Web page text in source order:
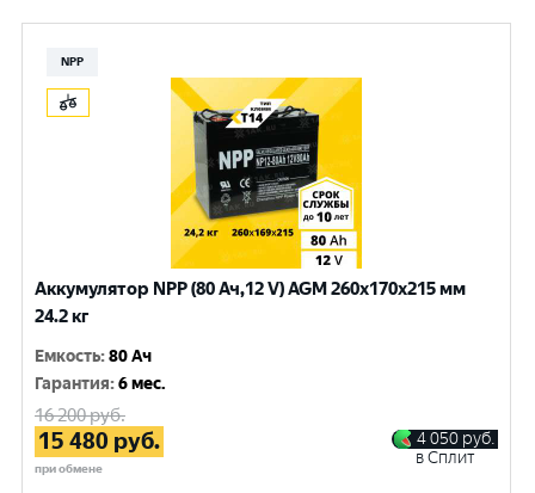
NPP
Аккумулятор NPP (80 Ач,12 V) AGM 260x170x215 мм
24.2 кг
Емкость:80 Ач
Гарантия:6 мес.
16 200руб.
15 480 руб.
при обмене
4 050 руб.
в Сплит